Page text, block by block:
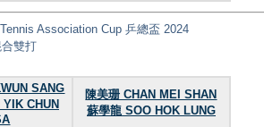
Association Cup 乒總盃 2024
雙打
SANG
YIK CHUN
陳美珊 CHAN MEI SHAN
蘇學龍 SOO HOK LUNG